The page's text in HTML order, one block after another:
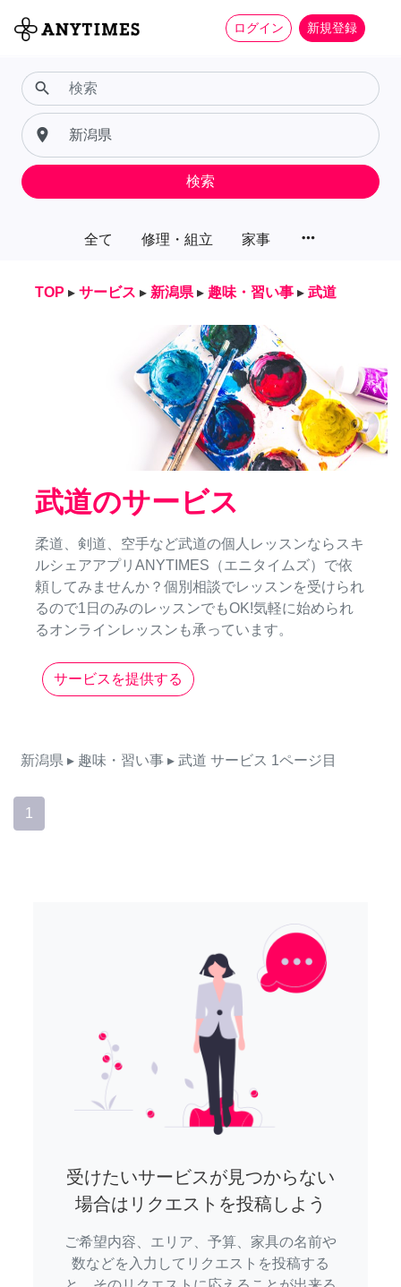
ログイン 新規登録
全て 修理・組立 家事 more_horiz
search
place
検索
TOP ▸ サービス ▸ 新潟県 ▸ 趣味・習い事 ▸ 武道
武道のサービス
柔道、剣道、空手など武道の個人レッスンならスキ
ルシェアアプリANYTIMES（エニタイムズ）で依
頼してみませんか？個別相談でレッスンを受けられ
るので1日のみのレッスンでもOK!気軽に始められ
るオンラインレッスンも承っています。
サービスを提供する
新潟県 ▸ 趣味・習い事 ▸ 武道 サービス 1ページ目
1
受けたいサービスが見つからない
場合はリクエストを投稿しよう
ご希望内容、エリア、予算、家具の名前や
数などを入力してリクエストを投稿する